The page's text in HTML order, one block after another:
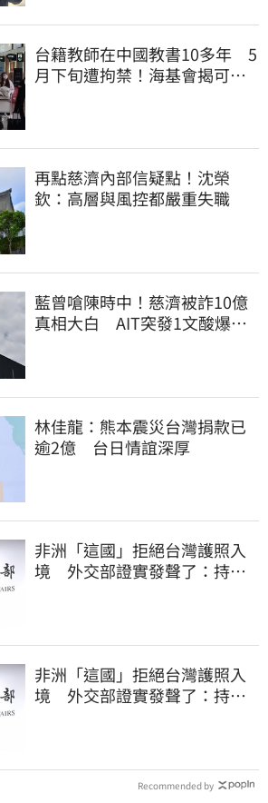
台籍教師在中國教書10多年 5
月下旬遭拘禁！海基會揭可能
再點慈濟內部信疑點！沈榮
欽：高層與風控都嚴重失職
藍曾嗆陳時中！慈濟被詐10億
真相大白 AIT突發1文酸爆…
林佳龍：熊本震災台灣捐款已
逾2億 台日情誼深厚
非洲「這國」拒絕台灣護照入
境 外交部證實發聲了：持續
非洲「這國」拒絕台灣護照入
境 外交部證實發聲了：持續
Recommended by